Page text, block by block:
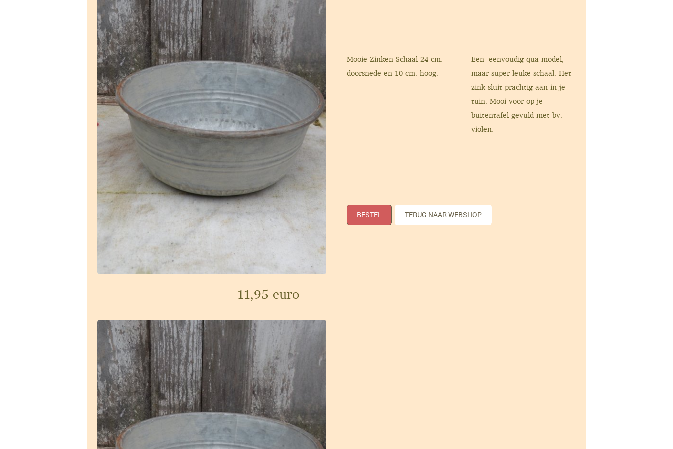
Mooie Zinken Schaal 24 cm.
doorsnede en 10 cm. hoog.
Een eenvoudig qua model,
maar super leuke schaal. Het
zink sluit prachtig aan in je
tuin. Mooi voor op je
buitentafel gevuld met bv.
violen.
BESTEL TERUG NAAR WEBSHOP
11,95 euro